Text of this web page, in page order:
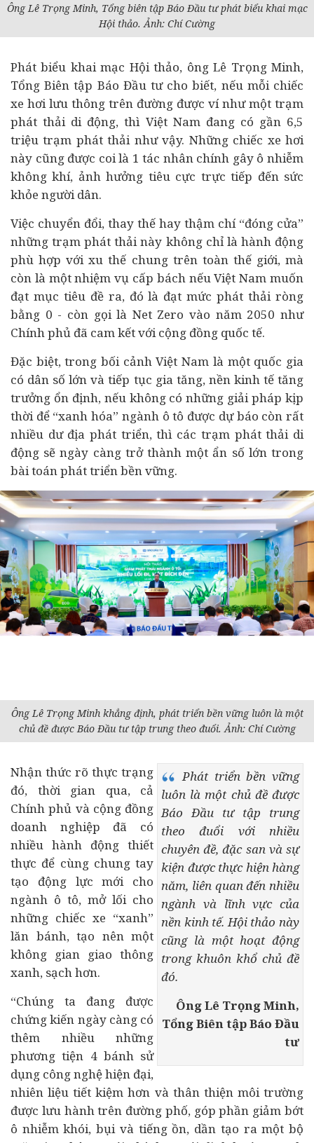
Ông Lê Trọng Minh, Tổng biên tập Báo Đầu tư phát biểu khai mạc
Hội thảo. Ảnh: Chí Cường
Phát biểu khai mạc Hội thảo, ông Lê Trọng Minh,
Tổng Biên tập Báo Đầu tư cho biết, nếu mỗi chiếc
xe hơi lưu thông trên đường được ví như một trạm
phát thải di động, thì Việt Nam đang có gần 6,5
triệu trạm phát thải như vậy. Những chiếc xe hơi
này cũng được coi là 1 tác nhân chính gây ô nhiễm
không khí, ảnh hưởng tiêu cực trực tiếp đến sức
khỏe người dân.
Việc chuyển đổi, thay thế hay thậm chí “đóng cửa”
những trạm phát thải này không chỉ là hành động
phù hợp với xu thế chung trên toàn thế giới, mà
còn là một nhiệm vụ cấp bách nếu Việt Nam muốn
đạt mục tiêu đề ra, đó là đạt mức phát thải ròng
bằng 0 - còn gọi là Net Zero vào năm 2050 như
Chính phủ đã cam kết với cộng đồng quốc tế.
Đặc biệt, trong bối cảnh Việt Nam là một quốc gia
có dân số lớn và tiếp tục gia tăng, nền kinh tếtăng
trưởng ổn định, nếu không có những giải pháp kịp
thời để “xanh hóa” ngành ô tô được dự báo còn rất
nhiều dư địa phát triển, thì các trạm phát thải di
động sẽ ngày càng trở thành một ẩn số lớn trong
bài toán phát triển bền vững.
Ông Lê Trọng Minh khẳng định, phát triển bền vững luôn là một
chủ đề được Báo Đầu tư tập trung theo đuổi. Ảnh: Chí Cường
Phát triển bền vững
luôn là một chủ đề được
Báo Đầu tư tập trung
theo đuổi với nhiều
chuyên đề, đặc san và sự
kiện được thực hiện hàng
năm, liên quan đến nhiều
ngành và lĩnh vực của
nền kinh tế. Hội thảo này
cũng là một hoạt động
trong khuôn khổ chủ đề
đó.
Ông Lê Trọng Minh,
Tổng Biên tập Báo Đầu
tư
Nhận thức rõ thực trạng
đó, thời gian qua, cả
Chính phủ và cộng đồng
doanh nghiệp đã có
nhiều hành động thiết
thực để cùng chung tay
tạo động lực mới cho
ngành ô tô, mở lối cho
những chiếc xe “xanh”
lăn bánh, tạo nên một
không gian giao thông
xanh, sạch hơn.
“Chúng ta đang được
chứng kiến ngày càng có
thêm nhiều những
phương tiện 4 bánh sử
dụng công nghệ hiện đại,
nhiên liệu tiết kiệm hơn và thân thiện môi trường
được lưu hành trên đường phố, góp phần giảm bớt
ô nhiễm khói, bụi và tiếng ồn, dần tạo ra một bộ